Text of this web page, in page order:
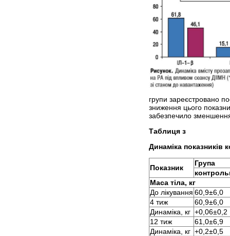
групи зареєстровано
зниження цього
забезпечило
Таблиця з
Динаміка показників
Показник
Група
Маса тіла, кг
До лікування 60,9±6,0
4 тиж
60,9±6,0
Динаміка, кг +0,06±0,2
12 тиж
61,0±6,9
Динаміка, кг +0,2±0,5